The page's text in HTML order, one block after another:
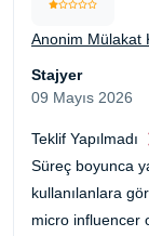
Anonim Mülakat
Stajyer
09 Mayıs 2026
Teklif Yapılmadı
Süreç boyunca
kullanılanlara
micro influencer